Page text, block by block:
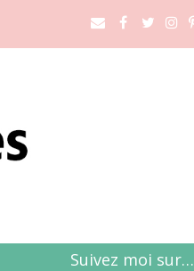
Suivez moi sur…